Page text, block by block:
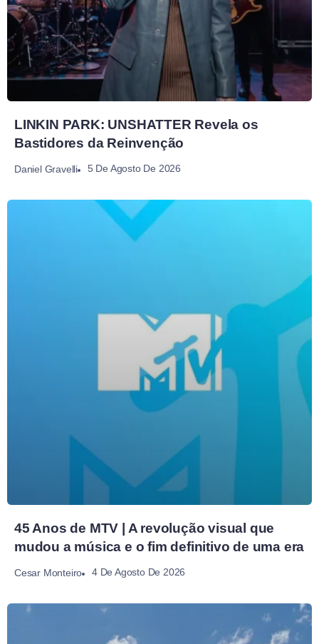
LINKIN PARK: UNSHATTER Revela os
Bastidores da Reinvenção
Daniel Gravelli 5 De Agosto De 2026
45 Anos de MTV | A revolução visual que
mudou a música e o fim definitivo de uma era
Cesar Monteiro 4 De Agosto De 2026